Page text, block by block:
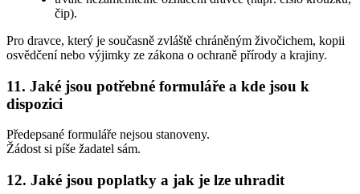
čip).
Pro dravce, který je současně zvláště chráněným živočichem, kopii
osvědčení nebo výjimky ze zákona o ochraně přírody a krajiny.
11. Jaké jsou potřebné formuláře a kde jsou k
dispozici
Předepsané formuláře nejsou stanoveny.
Žádost si píše žadatel sám.
12. Jaké jsou poplatky a jak je lze uhradit